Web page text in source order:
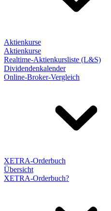
Aktienkurse
Aktienkurse
Realtime-Aktienkursliste (L&S)
Dividendenkalender
Online-Broker-Vergleich
XETRA-Orderbuch
Übersicht
XETRA-Orderbuch?